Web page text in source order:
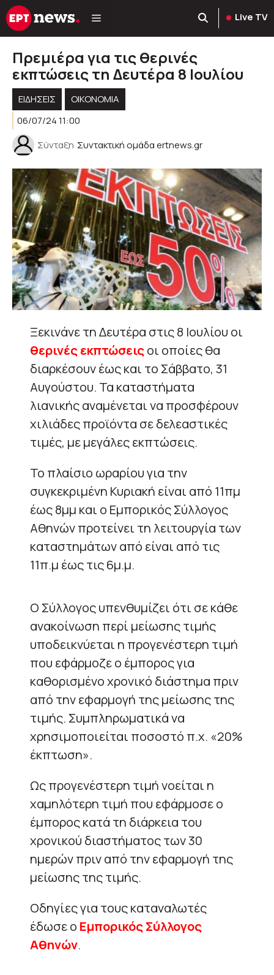
Μετάβαση
σε
Live TV
Πρεμιέρα για τις θερινές
εκπτώσεις τη Δευτέρα 8 Ιουλίου
ΕΙΔΗΣΕΙΣ
ΟΙΚΟΝΟΜΙΑ
06/07/24 11:00
Σύνταξη Συντακτική ομάδα ertnews.gr
Ξεκινάνε τη Δευτέρα στις 8 Ιουλίου οι
θερινές εκπτώσειςοι οποίες θα
διαρκέσουν έως και το Σάββατο, 31
Αυγούστου. Τα καταστήματα
λιανικής αναμένεται να προσφέρουν
χιλιάδες προϊόντα σε δελεαστικές
τιμές, με μεγάλες εκπτώσεις.
Το πλαίσιο ωραρίου για την
συγκεκριμένη Κυριακή είναι από 11πμ
έως 8μμ και ο Εμπορικός Σύλλογος
Αθηνών προτείνει τη λειτουργία των
καταστημάτων από είναι από τις
11π.μ έως τις 6μ.μ.
Ο Σύλλογος υπενθυμίζει ότι σε κάθε
ανακοίνωση περί μείωσης τιμής
υποδεικνύεται η προγενέστερη τιμή
που εφάρμοζε ο έμπορος για
καθορισμένο χρονικό διάστημα πριν
από την εφαρμογή της μείωσης της
τιμής. Συμπληρωματικά να
χρησιμοποιείται ποσοστό π.χ. «20%
έκπτωση».
Ως προγενέστερη τιμή νοείται η
χαμηλότερη τιμή που εφάρμοσε ο
έμπορος κατά τη διάρκεια του
χρονικού διαστήματος των 30
ημερών πριν από την εφαρμογή της
μείωσης της τιμής.
Oδηγίες για τους καταναλωτές
έδωσε ο Εμπορικός Σύλλογος
Αθηνών.